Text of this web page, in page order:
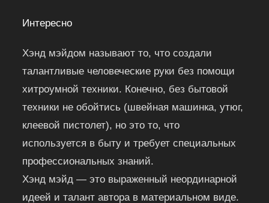
Интересно
Хэнд мэйдом называют то, что создали
талантливые человеческие руки без помощи
хитроумной техники. Конечно, без бытовой
техники не обойтись (швейная машинка, утюг,
клеевой пистолет), но это то, что
используется в быту и требует специальных
профессиональных знаний.
Хэнд мэйд — это выраженный неординарной
идеей и талант автора в материальном виде.